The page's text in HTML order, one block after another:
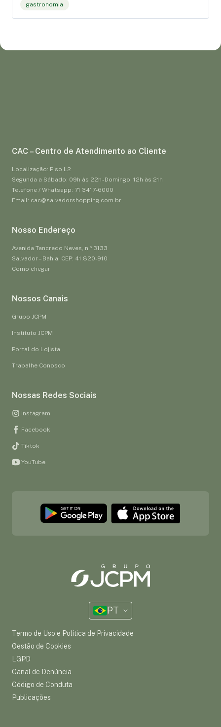
gastronomia
CAC – Centro de Atendimento ao Cliente
Localização: Piso L2
Segunda a Sábado: 09h às 22h - Domingo: 12h às 21h
Telefone / Whatsapp: 71 3417-6000
Email: cac@salvadorshopping.com.br
Nosso Endereço
Avenida Tancredo Neves, n.º 3133
Salvador – Bahia, CEP: 41.820-910
Como chegar
Nossos Canais
Grupo JCPM
Instituto JCPM
Portal do Lojista
Trabalhe Conosco
Nossas Redes Sociais
Instagram
Facebook
Tiktok
YouTube
PT
Termo de Uso e Política de Privacidade
Gestão de Cookies
LGPD
Canal de Denúncia
Código de Conduta
Publicações